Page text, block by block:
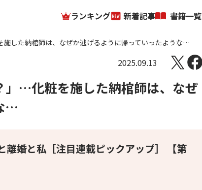
ランキング 新着記事 書籍一覧
した納棺師は、なぜか逃げるように帰っていったような…
2025.09.13
」…化粧を施した納棺師は、なぜ
…
離婚と私［注目連載ピックアップ］ 【第